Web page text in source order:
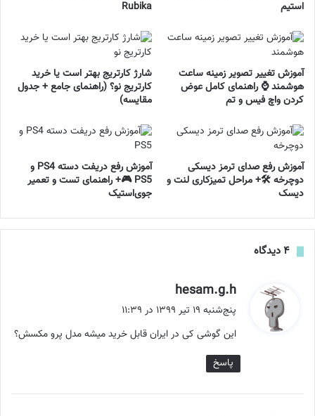
استیم
Rubika
آموزش تغییر تصویر زمینه ساعت
هوشمند ⌚ راهنمای کامل عوض
کردن واچ فیس و تم
شارژ کارتریج بهتر است یا خرید
کارتریج نو؟ (راهنمای جامع + جدول
مقایسه)
آموزش رفع صدای ترمز دیسکی
دوچرخه 🛠️+ مراحل تمیزکاری لنت و
دیسک
آموزش رفع دریفت دسته PS4 و
PS5 🎮+ راهنمای تست و تعمیر
جوی‌استیک
‫۴ دیدگاه
hesam.g.h
ف
:
پنج‌شنبه ۱۹ تیر ۱۳۹۹ در ۱۱:۳۹
این گوشی کی در ایران قابل خرید میشه مدل پرو مکسش؟
پاسخ